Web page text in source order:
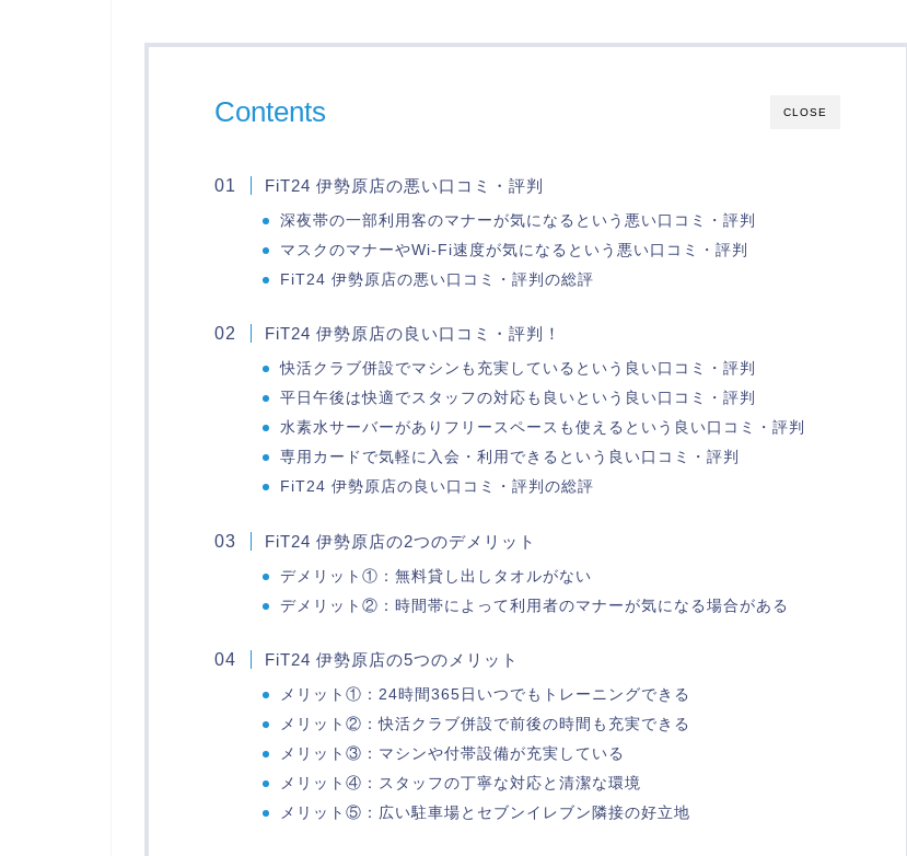
CLOSE
Contents
FiT24 伊勢原店の悪い口コミ・評判
深夜帯の一部利用客のマナーが気になるという悪い口コミ・評判
マスクのマナーやWi-Fi速度が気になるという悪い口コミ・評判
FiT24 伊勢原店の悪い口コミ・評判の総評
FiT24 伊勢原店の良い口コミ・評判！
快活クラブ併設でマシンも充実しているという良い口コミ・評判
平日午後は快適でスタッフの対応も良いという良い口コミ・評判
水素水サーバーがありフリースペースも使えるという良い口コミ・評判
専用カードで気軽に入会・利用できるという良い口コミ・評判
FiT24 伊勢原店の良い口コミ・評判の総評
FiT24 伊勢原店の2つのデメリット
デメリット①：無料貸し出しタオルがない
デメリット②：時間帯によって利用者のマナーが気になる場合がある
FiT24 伊勢原店の5つのメリット
メリット①：24時間365日いつでもトレーニングできる
メリット②：快活クラブ併設で前後の時間も充実できる
メリット③：マシンや付帯設備が充実している
メリット④：スタッフの丁寧な対応と清潔な環境
メリット⑤：広い駐車場とセブンイレブン隣接の好立地